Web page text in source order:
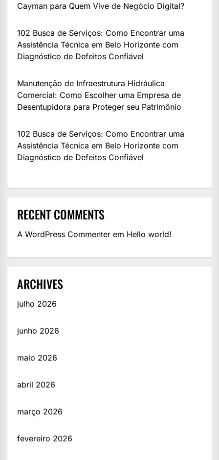
Cayman para Quem Vive de Negócio Digital?
102 Busca de Serviços: Como Encontrar uma
Assistência Técnica em Belo Horizonte com
Diagnóstico de Defeitos Confiável
Manutenção de Infraestrutura Hidráulica
Comercial: Como Escolher uma Empresa de
Desentupidora para Proteger seu Patrimônio
102 Busca de Serviços: Como Encontrar uma
Assistência Técnica em Belo Horizonte com
Diagnóstico de Defeitos Confiável
RECENT COMMENTS
A WordPress Commenter em Hello world!
ARCHIVES
julho 2026
junho 2026
maio 2026
abril 2026
março 2026
fevereiro 2026